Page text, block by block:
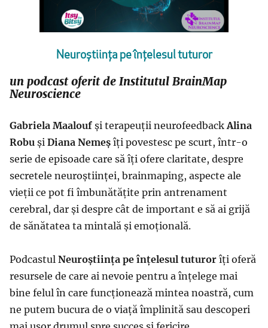
Neuroștiința pe înțelesul tuturor
un podcast oferit de Institutul BrainMap
Neuroscience
Gabriela Maalouf și terapeuții neurofeedback Alina
Robu și Diana Nemeș îți povestesc pe scurt, într-o
serie de episoade care să îți ofere claritate, despre
secretele neuroștiinței, brainmaping, aspecte ale
vieții ce pot fi îmbunătățite prin antrenament
cerebral, dar și despre cât de important e să ai grijă
de sănătatea ta mintală și emoțională.
Podcastul Neuroștiința pe înțelesul tuturor îți oferă
resursele de care ai nevoie pentru a înțelege mai
bine felul în care funcționează mintea noastră, cum
ne putem bucura de o viață împlinită sau descoperi